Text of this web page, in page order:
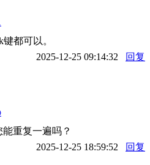
都可以。
2025-12-25 09:14:32
回复
重复一遍吗？
2025-12-25 18:59:52
回复